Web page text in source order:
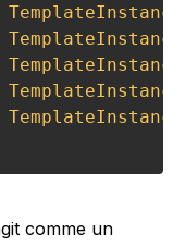
TemplateInstance
TemplateInstance
TemplateInstance
TemplateInstance
TemplateInstance
comme un